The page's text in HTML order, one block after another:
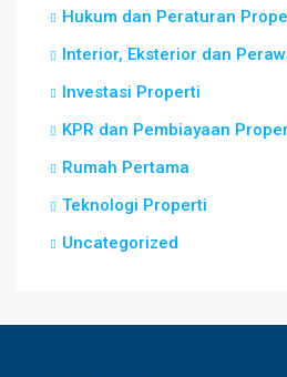
Hukum dan Peraturan
Interior, Eksterior dan
Investasi Properti
KPR dan Pembiayaan
Rumah Pertama
Teknologi Properti
Uncategorized